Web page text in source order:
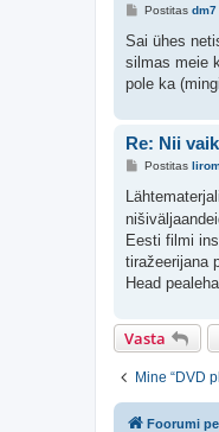
P
s
i
t
Postitas dm7
Sai ühes
silmas meie
pole ka
Re: Nii
P
s
i
t
u
s
Postitas
Eesti filmi
tiražeerijana
Head
Vasta
Mine “DVD
Foorumi